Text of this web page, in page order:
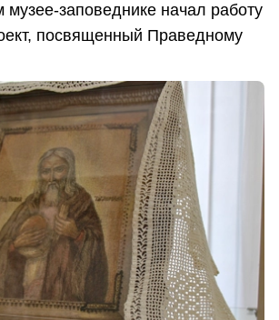
музее-заповеднике начал работу
посвященный Праведному